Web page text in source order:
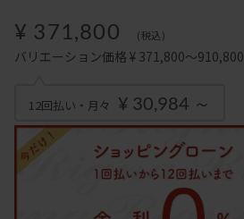
¥ 371,800 (税込)
バリエーション価格 ¥ 371,800～910,800
12回払い・月々 ¥ 30,984 ～